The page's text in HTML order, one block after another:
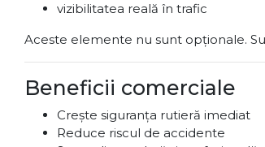
vizibilitatea reală în trafic
Aceste elemente nu sunt opționale.
Beneficii comerciale
Crește siguranța rutieră imediat
Reduce riscul de accidente